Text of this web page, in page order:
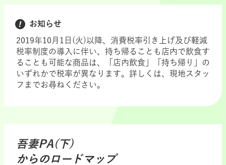
お知らせ
2019年10月1日(火)以降、消費税率引き上げ及び軽減
税率制度の導入に伴い、持ち帰ることも店内で飲食す
ることも可能な商品は、「店内飲食」「持ち帰り」の
いずれかで税率が異なります。詳しくは、現地スタッ
フまでお尋ねください。
吾妻PA(下)
からのロードマップ